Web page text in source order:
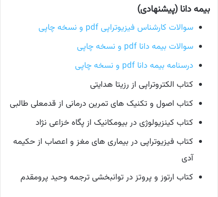
بیمه دانا (پیشنهادی)
سوالات کارشناس فیزیوتراپی pdf و نسخه چاپی
سوالات بیمه دانا pdf و نسخه چاپی
درسنامه بیمه دانا pdf و نسخه چاپی
کتاب الکتروتراپی از رزیتا هدایتی
کتاب اصول و تکنیک های تمرین درمانی از قدمعلی طالبی
کتاب کینزیولوژی در بیومکانیک از پگاه خزاعی نژاد
کتاب فیزیوتراپی در بیماری های مغز و اعصاب از حکیمه
آدی
کتاب ارتوز و پروتز در توانبخشی ترجمه وحید پرومقدم